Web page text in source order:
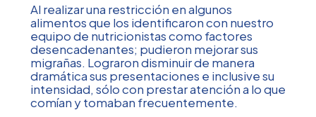
Al realizar una restricción en algunos
alimentos que los identificaron con nuestro
equipo de nutricionistas como factores
desencadenantes; pudieron mejorar sus
migrañas. Lograron disminuir de manera
dramática sus presentaciones e inclusive su
intensidad, sólo con prestar atención a lo que
comían y tomaban frecuentemente.